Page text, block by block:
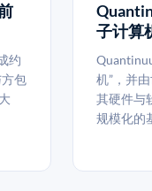
约
包
子计算
机”，并
其硬件与
规模化的